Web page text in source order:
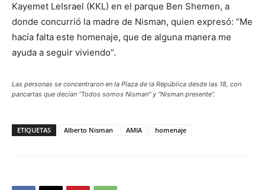
Kayemet LeIsrael (KKL) en el parque Ben Shemen, a
donde concurrió la madre de Nisman, quien expresó: “Me
hacía falta este homenaje, que de alguna manera me
ayuda a seguir viviendo”.
Las personas se concentraron en la Plaza de la República desde las 18, con
pancartas que decían “Todos somos Nisman” y “Nisman presente”.
ETIQUETAS Alberto Nisman AMIA homenaje